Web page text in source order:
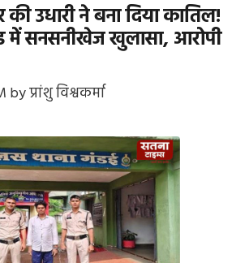
की उधारी ने बना दिया कातिल!
में सनसनीखेज खुलासा, आरोपी
byप्रांशु विश्वकर्मा